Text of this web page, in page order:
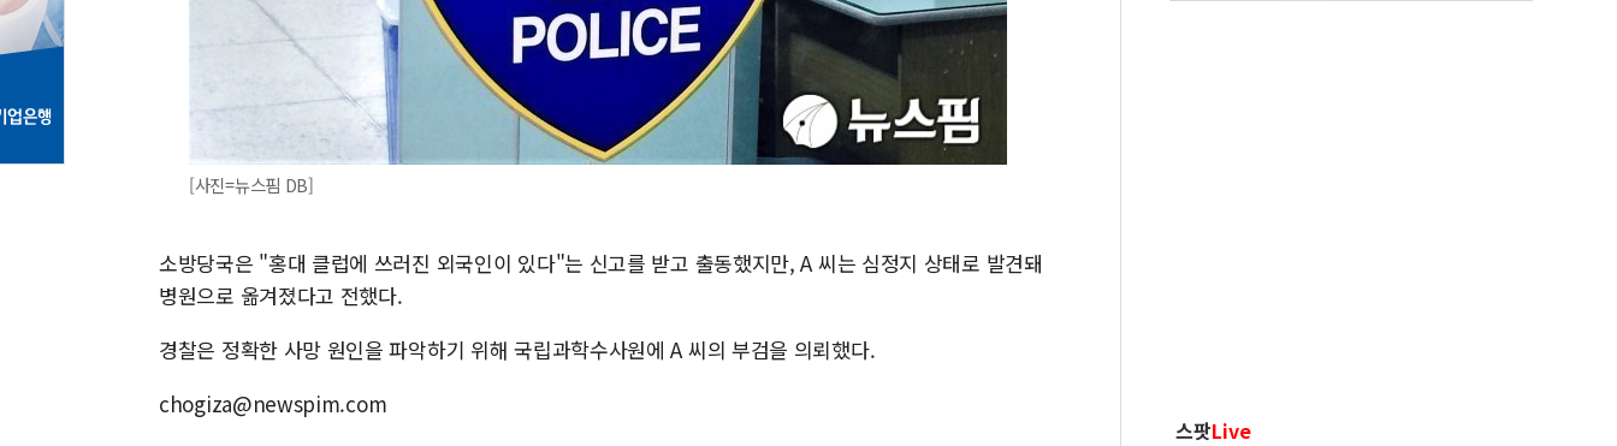
[사진=뉴스핌 DB]
소방당국은 "홍대 클럽에 쓰러진 외국인이 있다"는 신고를 받고 출동했지만, A 씨는 심정지 상태로 발견돼
병원으로 옮겨졌다고 전했다.
경찰은 정확한 사망 원인을 파악하기 위해 국립과학수사원에 A 씨의 부검을 의뢰했다.
chogiza@newspim.com
스팟Live